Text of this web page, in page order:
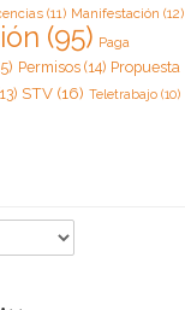
(11) Manifestación (12)
(95) Paga
Permisos (14) Propuesta
STV (16) Teletrabajo (10)